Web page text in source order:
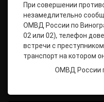
При совершении
незамедлительно
ОМВД России по
02 или 02), телефон
встречи с
транспорт на котором
ОМВД России